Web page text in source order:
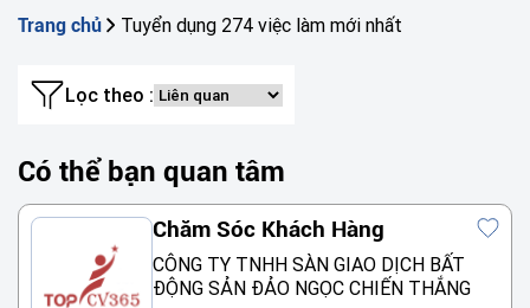
Trang chủ Tuyển dụng 274 việc làm mới nhất
Lọc theo :
Chăm Sóc Khách Hàng
CÔNG TY TNHH SÀN GIAO DỊCH BẤT
ĐỘNG SẢN ĐẢO NGỌC CHIẾN THẮNG
Có thể bạn quan tâm